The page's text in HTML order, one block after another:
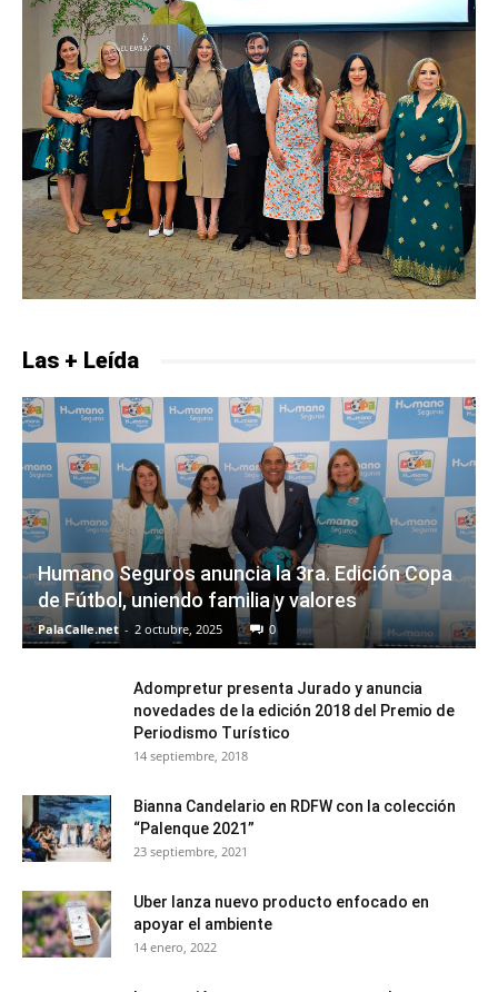
Las + Leída
Humano Seguros anuncia la 3ra. Edición Copa
de Fútbol, uniendo familia y valores
PalaCalle.net - 2 octubre, 2025 0
Adompretur presenta Jurado y anuncia
novedades de la edición 2018 del Premio de
Periodismo Turístico
14 septiembre, 2018
Bianna Candelario en RDFW con la colección
“Palenque 2021”
23 septiembre, 2021
Uber lanza nuevo producto enfocado en
apoyar el ambiente
14 enero, 2022